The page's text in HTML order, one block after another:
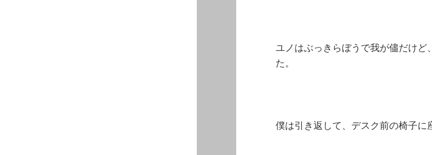
ユノはぶっきらぼうで我が儘だけ
た。
僕は引き返して、デスク前の椅子に